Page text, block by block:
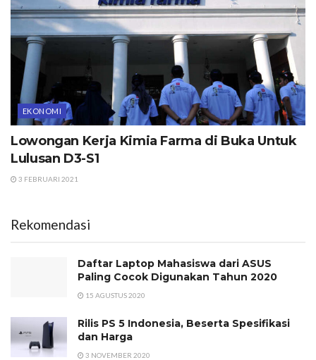
EKONOMI
Lowongan Kerja Kimia Farma di Buka Untuk
Lulusan D3-S1
3 FEBRUARI 2021
Rekomendasi
Daftar Laptop Mahasiswa dari ASUS
Paling Cocok Digunakan Tahun 2020
15 AGUSTUS 2020
Rilis PS 5 Indonesia, Beserta Spesifikasi
dan Harga
3 NOVEMBER 2020